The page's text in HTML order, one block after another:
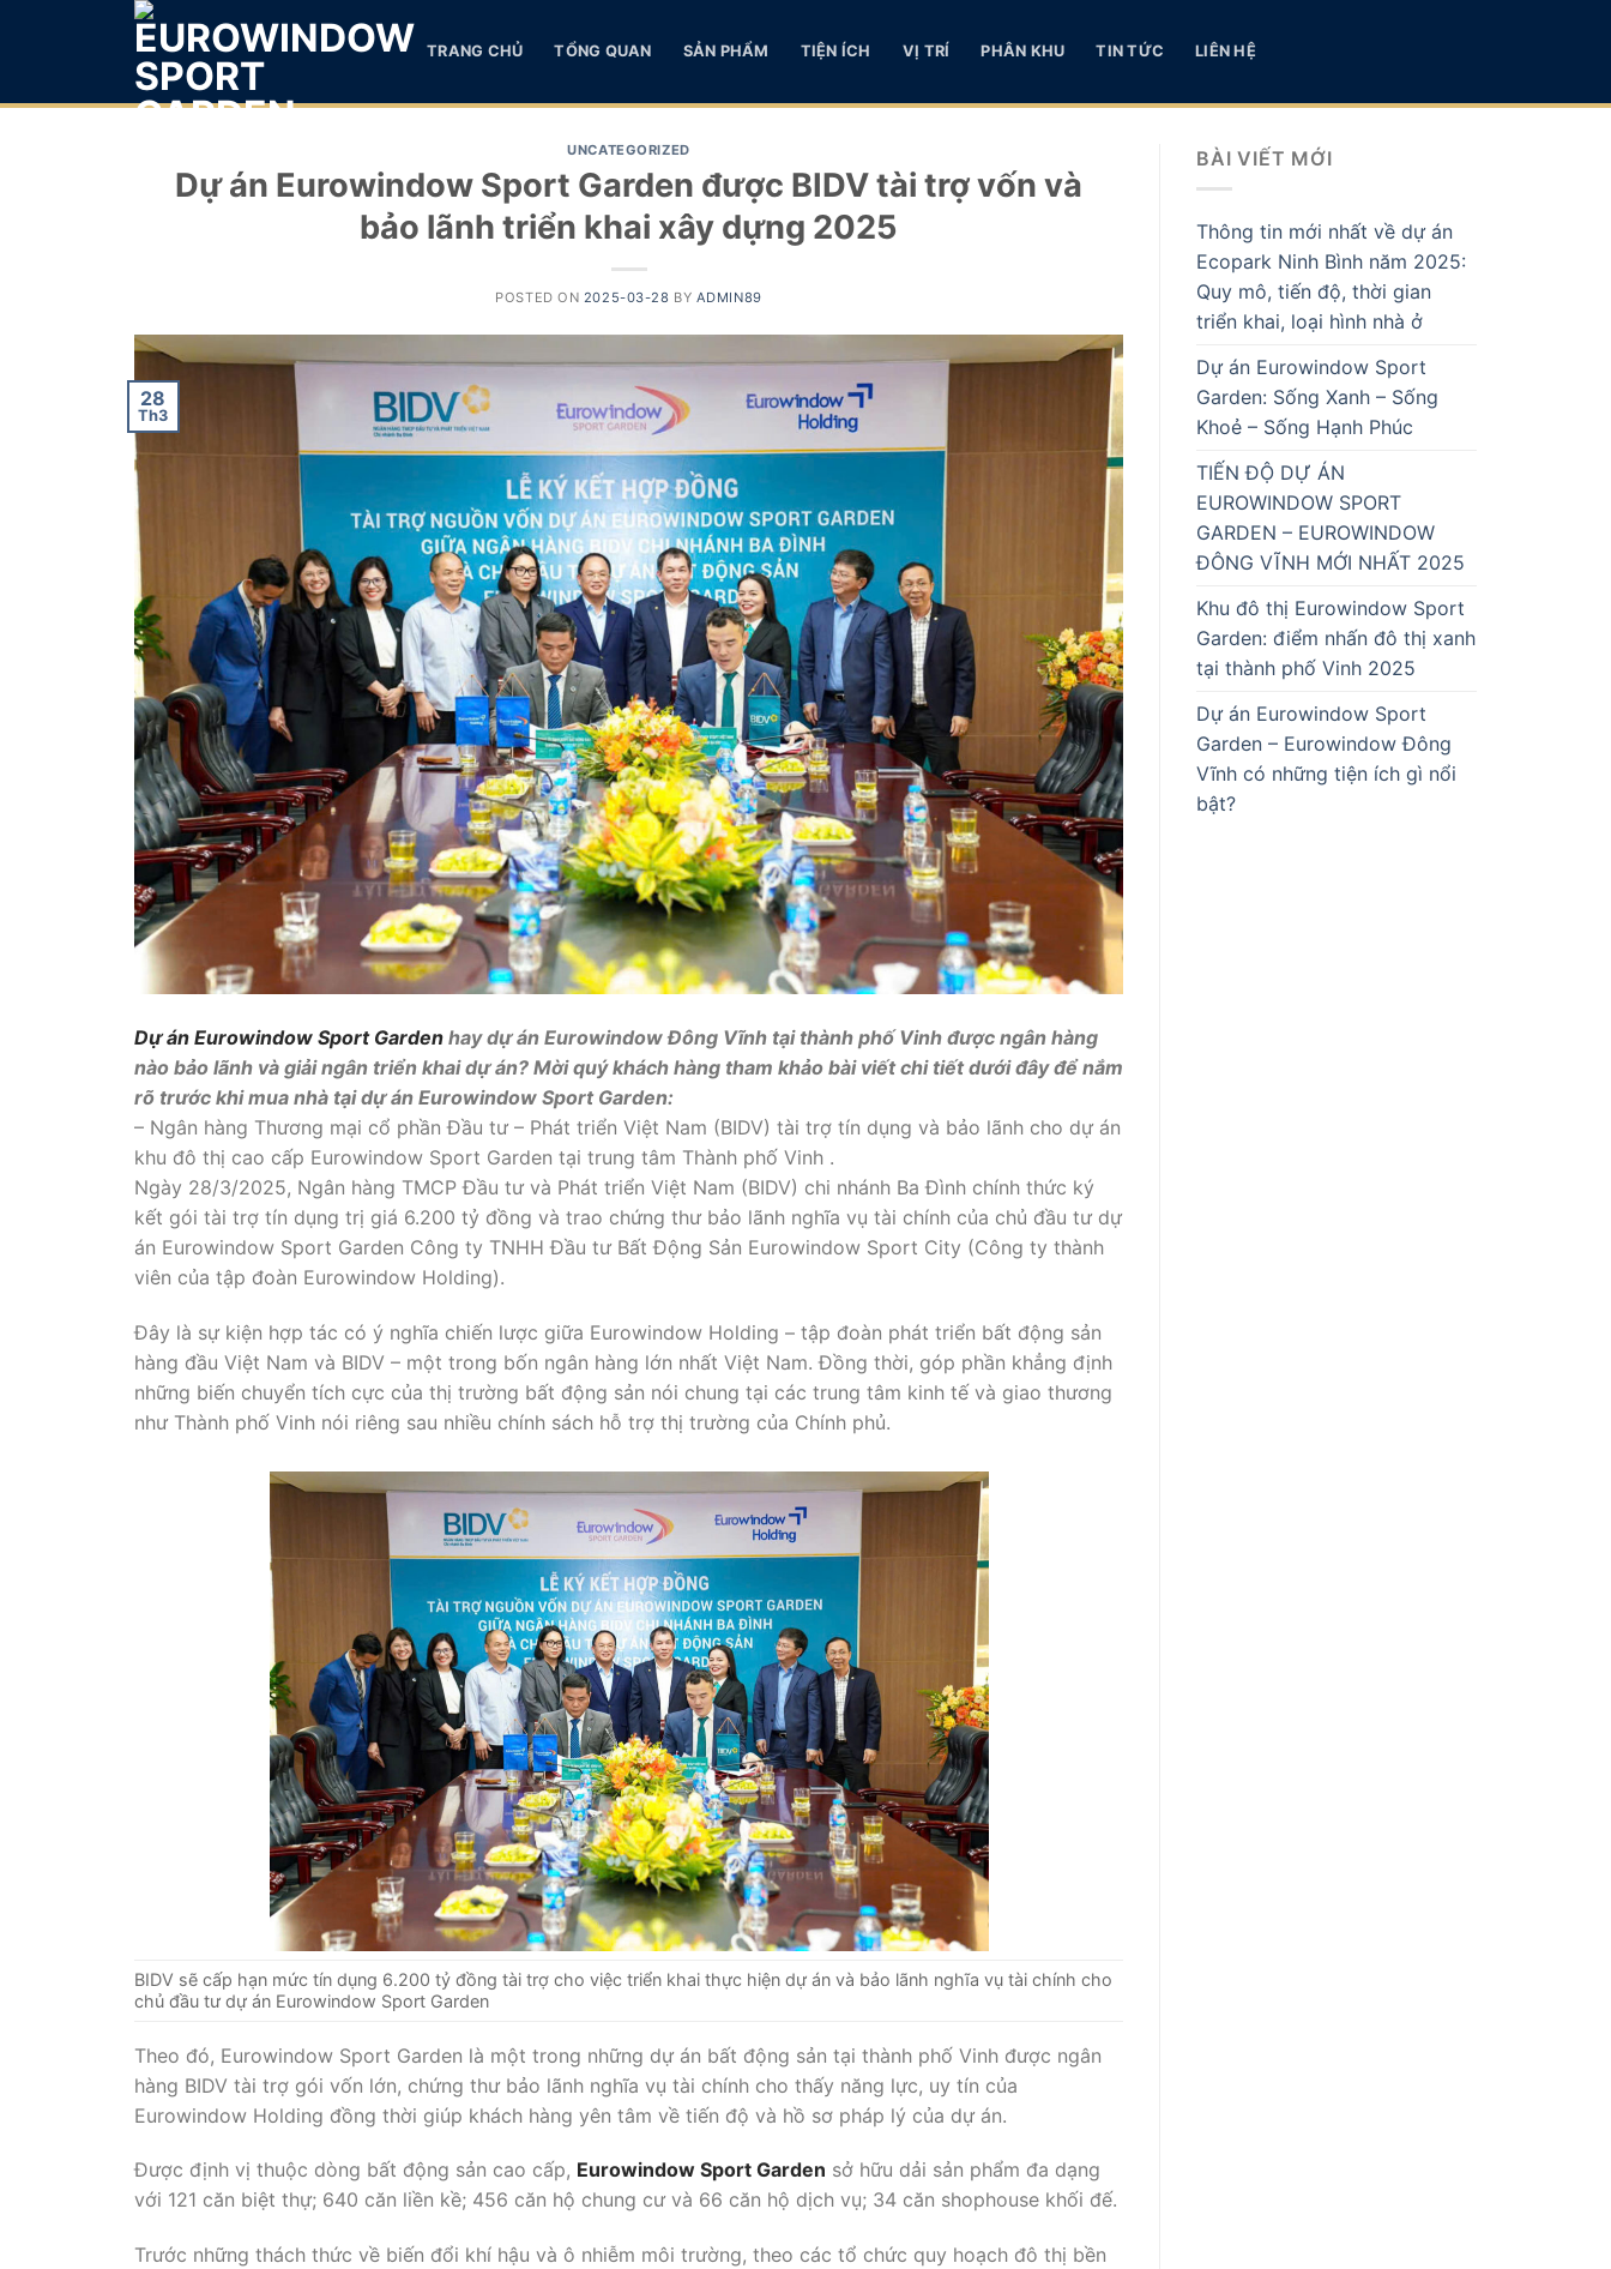
TRANG CHỦ TỔNG QUAN SẢN PHẨM TIỆN ÍCH VỊ TRÍ PHÂN KHU TIN TỨC LIÊN HỆ
UNCATEGORIZED
Dự án Eurowindow Sport Garden được BIDV tài trợ vốn và
bảo lãnh triển khai xây dựng 2025
POSTED ON 2025-03-28 BY ADMIN89
28
Th3
Dự án Eurowindow Sport Garden hay dự án Eurowindow Đông Vĩnh tại thành phố Vinh được ngân hàng
nào bảo lãnh và giải ngân triển khai dự án? Mời quý khách hàng tham khảo bài viết chi tiết dưới đây để nắm
rõ trước khi mua nhà tại dự án Eurowindow Sport Garden:
– Ngân hàng Thương mại cổ phần Đầu tư – Phát triển Việt Nam (BIDV) tài trợ tín dụng và bảo lãnh cho dự án
khu đô thị cao cấp Eurowindow Sport Garden tại trung tâm Thành phố Vinh .
Ngày 28/3/2025, Ngân hàng TMCP Đầu tư và Phát triển Việt Nam (BIDV) chi nhánh Ba Đình chính thức ký
kết gói tài trợ tín dụng trị giá 6.200 tỷ đồng và trao chứng thư bảo lãnh nghĩa vụ tài chính của chủ đầu tư dự
án Eurowindow Sport Garden Công ty TNHH Đầu tư Bất Động Sản Eurowindow Sport City (Công ty thành
viên của tập đoàn Eurowindow Holding).
Đây là sự kiện hợp tác có ý nghĩa chiến lược giữa Eurowindow Holding – tập đoàn phát triển bất động sản
hàng đầu Việt Nam và BIDV – một trong bốn ngân hàng lớn nhất Việt Nam. Đồng thời, góp phần khẳng định
những biến chuyển tích cực của thị trường bất động sản nói chung tại các trung tâm kinh tế và giao thương
như Thành phố Vinh nói riêng sau nhiều chính sách hỗ trợ thị trường của Chính phủ.
BIDV sẽ cấp hạn mức tín dụng 6.200 tỷ đồng tài trợ cho việc triển khai thực hiện dự án và bảo lãnh nghĩa vụ tài chính cho
chủ đầu tư dự án Eurowindow Sport Garden
Theo đó, Eurowindow Sport Garden là một trong những dự án bất động sản tại thành phố Vinh được ngân
hàng BIDV tài trợ gói vốn lớn, chứng thư bảo lãnh nghĩa vụ tài chính cho thấy năng lực, uy tín của
Eurowindow Holding đồng thời giúp khách hàng yên tâm về tiến độ và hồ sơ pháp lý của dự án.
Được định vị thuộc dòng bất động sản cao cấp, Eurowindow Sport Garden sở hữu dải sản phẩm đa dạng
với 121 căn biệt thự; 640 căn liền kề; 456 căn hộ chung cư và 66 căn hộ dịch vụ; 34 căn shophouse khối đế.
Trước những thách thức về biến đổi khí hậu và ô nhiễm môi trường, theo các tổ chức quy hoạch đô thị bền
BÀI VIẾT MỚI
Thông tin mới nhất về dự án
Ecopark Ninh Bình năm 2025:
Quy mô, tiến độ, thời gian
triển khai, loại hình nhà ở
Dự án Eurowindow Sport
Garden: Sống Xanh – Sống
Khoẻ – Sống Hạnh Phúc
TIẾN ĐỘ DỰ ÁN
EUROWINDOW SPORT
GARDEN – EUROWINDOW
ĐÔNG VĨNH MỚI NHẤT 2025
Khu đô thị Eurowindow Sport
Garden: điểm nhấn đô thị xanh
tại thành phố Vinh 2025
Dự án Eurowindow Sport
Garden – Eurowindow Đông
Vĩnh có những tiện ích gì nổi
bật?